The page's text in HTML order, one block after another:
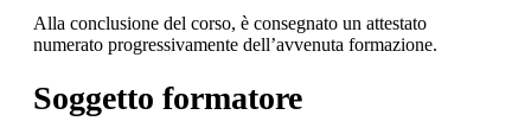
Alla conclusione del corso, è consegnato un attestato
numerato progressivamente dell’avvenuta formazione.
Soggetto formatore